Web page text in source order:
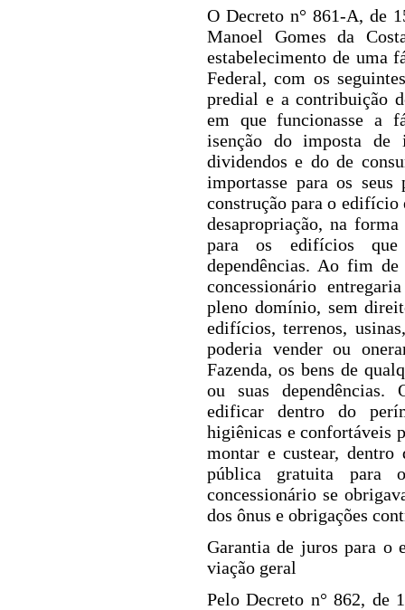
O Decreto n° 861-A, de
Manoel Gomes da
estabelecimento de uma
Federal, com os
predial e a contribuição
em que funcionasse a
isenção do imposta de
dividendos e do de
importasse para os
construção para o edifício
desapropriação, na
para os edifícios
dependências. Ao fim de
concessionário
pleno domínio, sem
edifícios, terrenos,
poderia vender ou
Fazenda, os bens de
ou suas dependências.
edificar dentro do
higiênicas e confortáveis
montar e custear, dentro
pública gratuita para
concessionário se
dos ônus e obrigações
Garantia de juros para o
viação geral
Pelo Decreto n° 862, de